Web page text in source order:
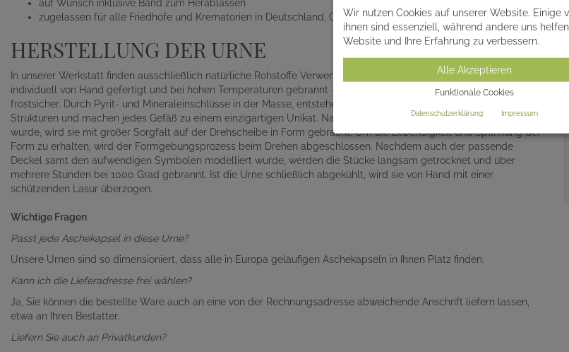
auf Wunsch inklusive Band zum Herablassen
zugelassen für alle Friedhöfe und Krematorien in Deutschland, Österreich und der Schweiz
HERSTELLUNG DER URNE
In unserer Werkstatt finden ausschließlich natürliche Rohstoffe Verwendung. Der genutzte Steinzeugton wird
individuell von Hand gefertigt und bei hohen Temperaturen gebrannt - der Ton wird damit sehr dicht und
frostsicher. Durch Pyrit- und Mineraleinschlüsse in der Masse, entstehen nach dem Reduktionsbrand einzigartige
Strukturen und machen jedes Gefäß zu einem einzigartigen Unikat. Nachdem die Tonmasse sorgfältig geknetet
wurde, wird sie mit großer Sorgfalt auf der Drehscheibe in Form gebracht. Um die Lebendigkeit und Spannung der
Form zu erhalten, wird der Formgebungsprozess beim Drehen abgeschlossen. Nachdem auch der passende
Deckel samt den aufwendigen Symbolen modelliert wurde, werden die Stücke langsam getrocknet und über
mehrere Stunden bei 1000 Grad gebrannt. Ist die Urne schließlich abgekühlt, wird sie von Hand mit einer
schützenden Lasur überzogen.
Wichtige Fragen
Passt jede Aschekapsel in diese Urne?
Unsere Urnen sind so dimensioniert, dass alle in Europa geläufigen Aschekapseln in Ihnen Platz finden.
Kann ich die Lieferadresse frei wählen?
Ja, Sie können die bestellte Ware auch an eine von der Rechnungsadresse abweichende Anschrift liefern lassen,
etwa an Ihren Bestatter.
Liefern Sie auch an Privatkunden?
Wir nutzen Cookies auf unserer Website. Einige
ihnen sind essenziell, während andere uns
Website und Ihre Erfahrung zu verbessern.
Alle Akzeptieren
Funktionale Cookies
Datenschutzerklärung Impressum